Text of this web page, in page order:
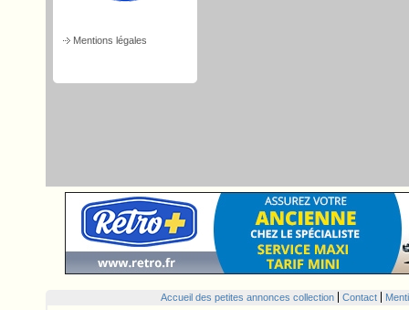
Mentions légales
Accueil des petites annonces collection Contact